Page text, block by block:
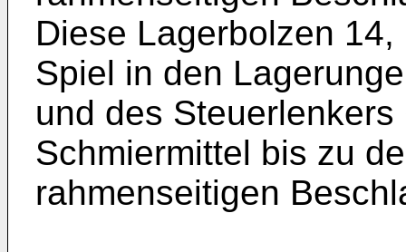
Diese Lagerbolzen
Spiel in den
und des
Schmiermittel bis zu
rahmenseitigen